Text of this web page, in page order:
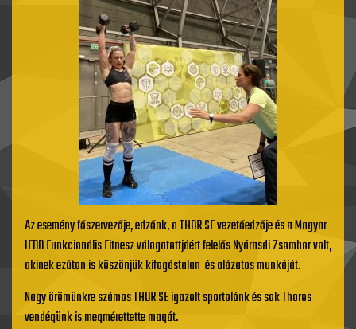
Az esemény főszervezője, edzőnk, a THOR SE vezetőedzője és a Magyar
IFBB Funkcionális Fitnesz válogatottjáért felelős Nyárasdi Zsombor volt,
akinek ezúton is köszönjük kifogástalan és alázatos munkáját.
Nagy örömünkre számos THOR SE igazolt sportolónk és sok Thoros
vendégünk is megmérettette magát.